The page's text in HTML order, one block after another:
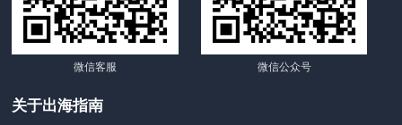
微信客服 微信公众号
关于出海指南